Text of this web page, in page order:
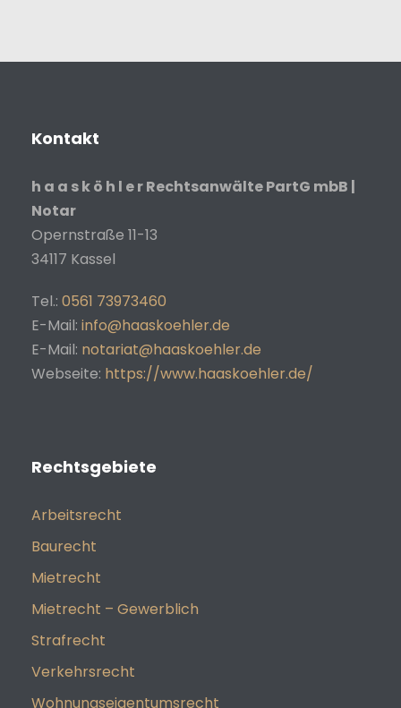
Kontakt
h a a s k ö h l e r Rechtsanwälte PartG mbB |
Notar
Opernstraße 11-13
34117 Kassel
Tel.: 0561 73973460
E-Mail: info@haaskoehler.de
E-Mail: notariat@haaskoehler.de
Webseite: https://www.haaskoehler.de/
Rechtsgebiete
Arbeitsrecht
Baurecht
Mietrecht
Mietrecht – Gewerblich
Strafrecht
Verkehrsrecht
Wohnungseigentumsrecht